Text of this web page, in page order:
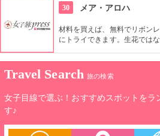
吉によって消失されてから再
用されました。
30 メア・アロハ
材料を買えば、無料でリボン
にトライできます。生花では
土産に持って帰れるなんて、
Travel Search 旅の検索
女子目線で選ぶ！おすすめスポットをラ
す♪